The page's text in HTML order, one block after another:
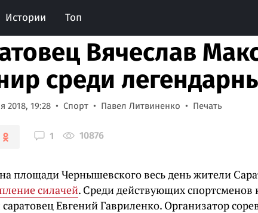
Истории Топ
Вячеслав
среди
2018, 19:28 Спорт Павел Литвиненко Печать
1 10876
площади Чернышевского весь день жители
силачей. Среди действующих спортсменов
саратовец Евгений Гавриленко. Организатор